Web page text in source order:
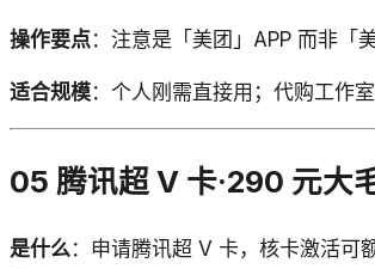
操作要点：注意是「美团」APP 而非「
适合规模：个人刚需直接用；代购工作室
05 腾讯超 V 卡·290 元大
是什么：申请腾讯超 V 卡，核卡激活